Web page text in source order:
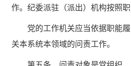
作。纪委派驻（派出）机构按照
党的工作机关应当依据职能履
关本系统本领域的问责工作。